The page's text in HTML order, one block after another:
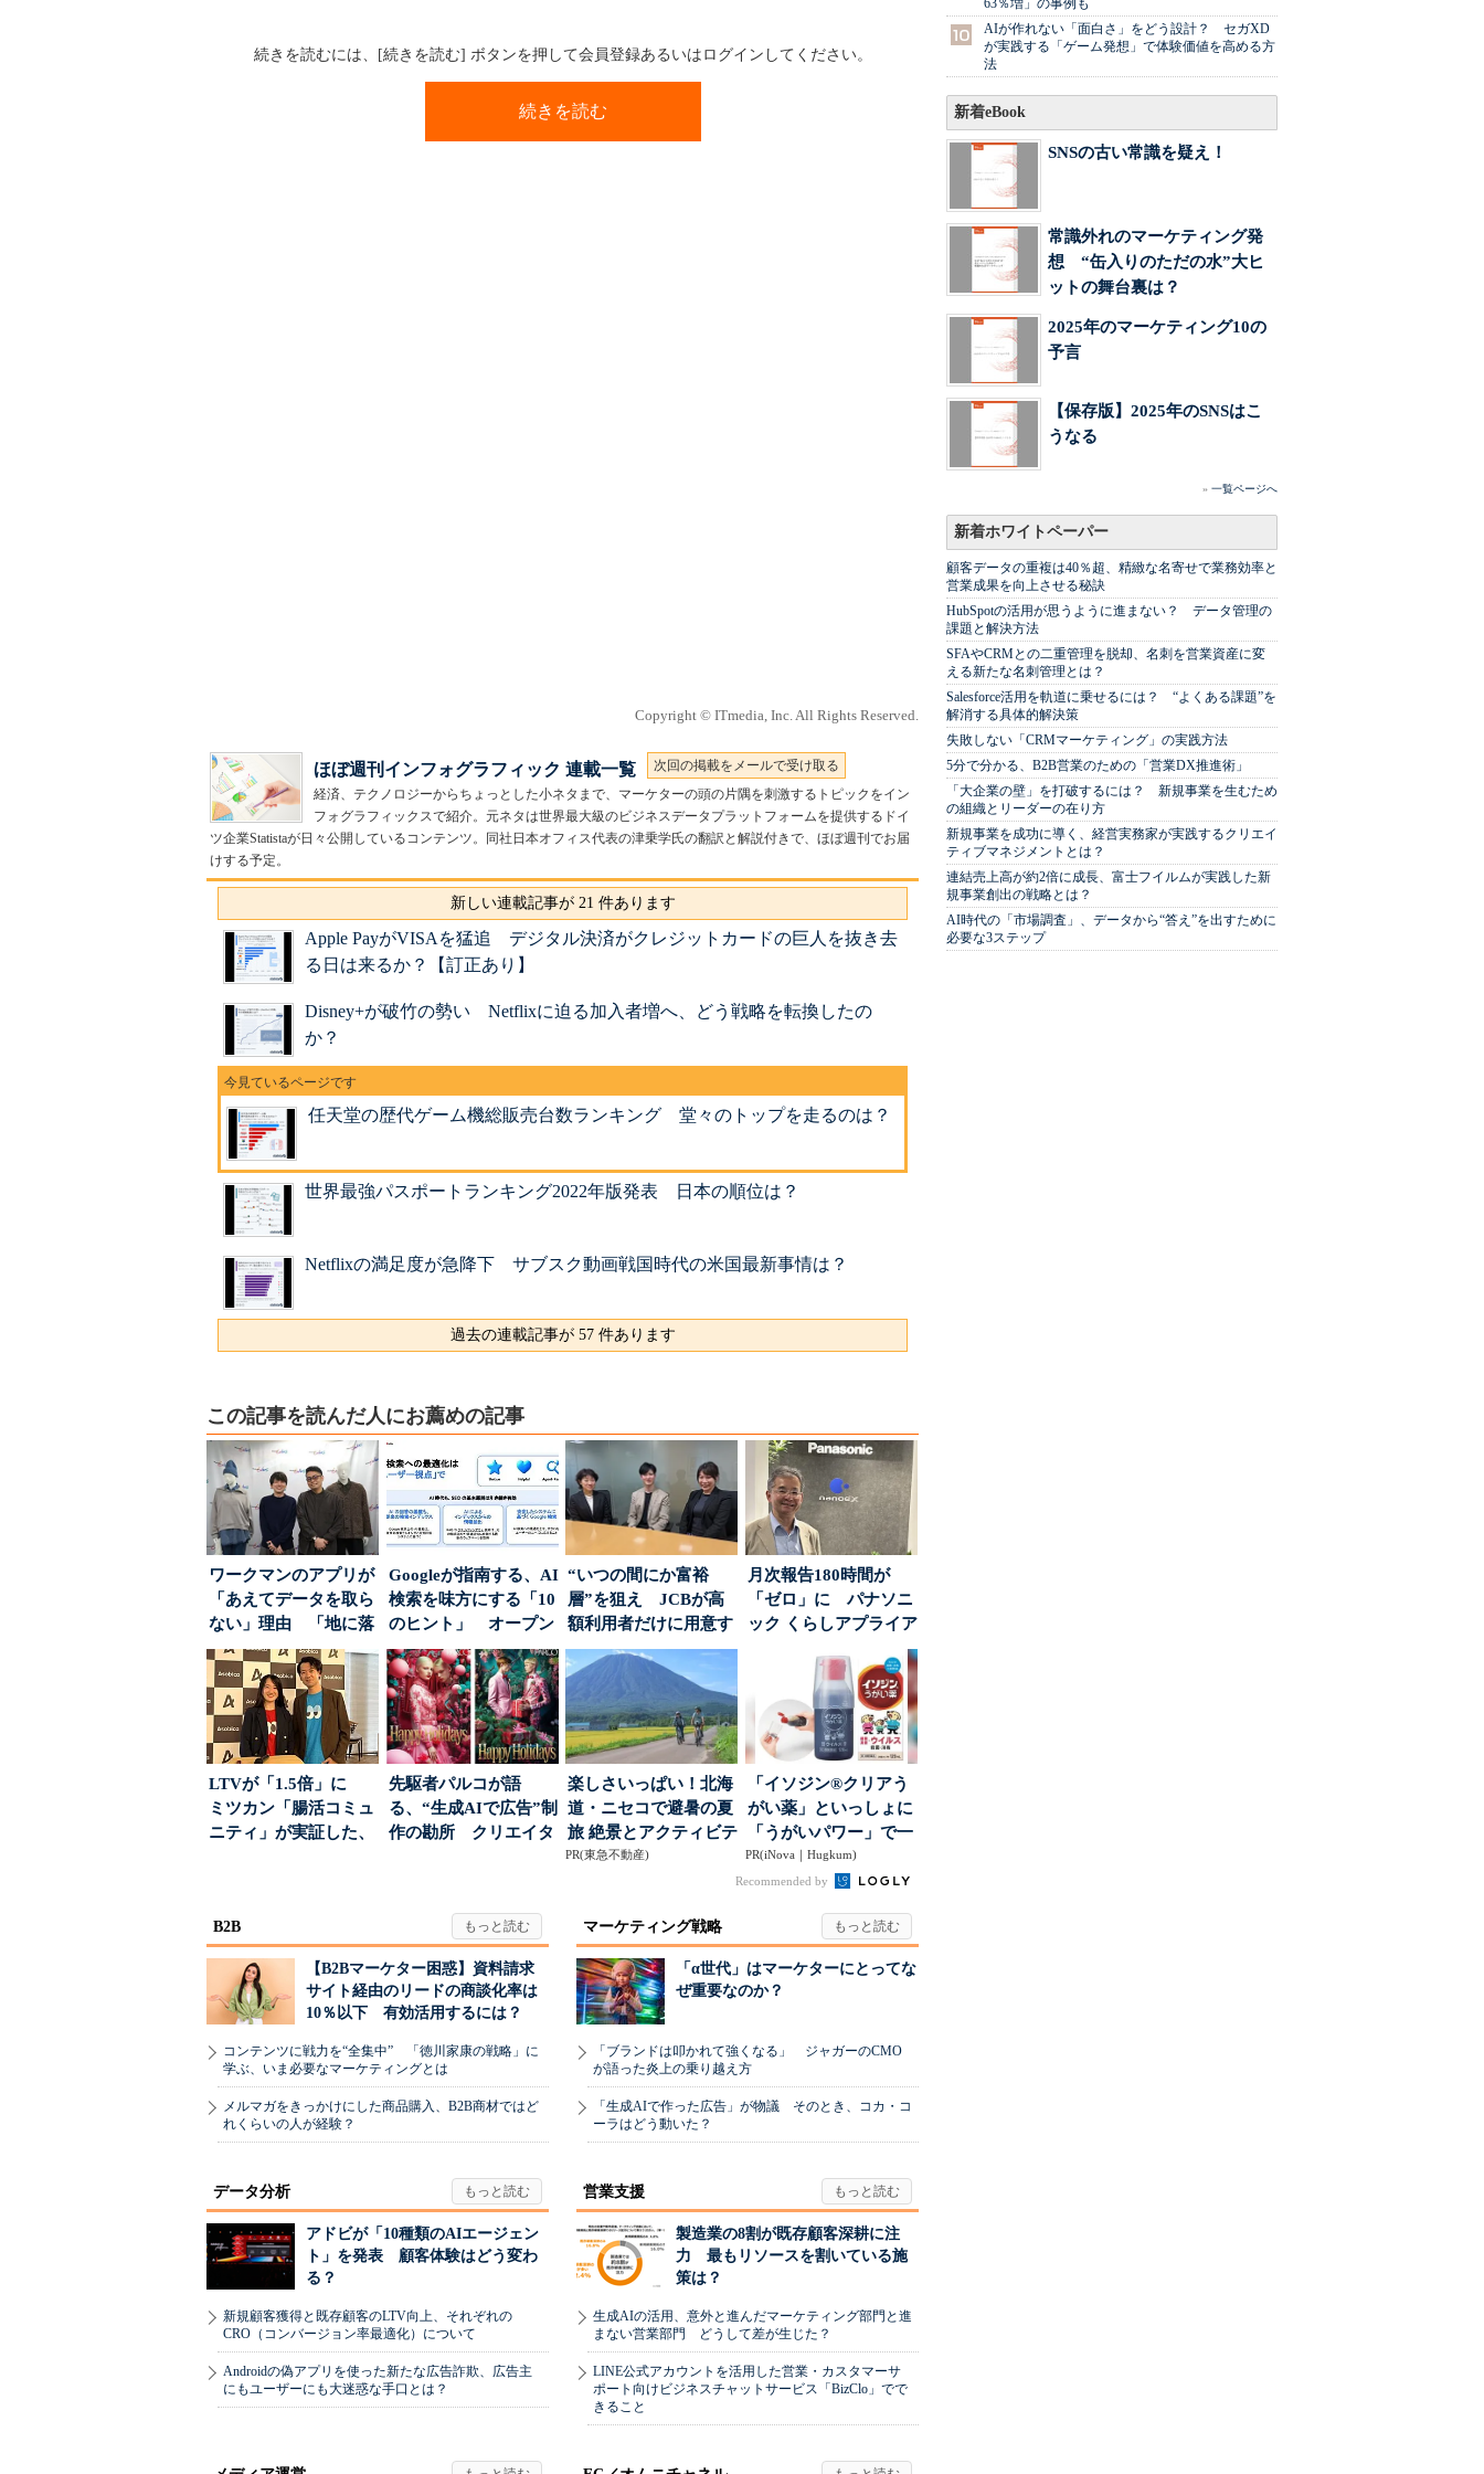
続きを読むには、[続きを読む] ボタンを押して会員登録あるいはログインしてください。
続きを読む
Copyright © ITmedia, Inc. All Rights Reserved.
ほぼ週刊インフォグラフィック 連載一覧
次回の掲載をメールで受け取る
経済、テクノロジーからちょっとした小ネタまで、マーケターの頭の片隅を刺激するトピックをイン
フォグラフィックスで紹介。元ネタは世界最大級のビジネスデータプラットフォームを提供するドイ
ツ企業Statistaが日々公開しているコンテンツ。同社日本オフィス代表の津乗学氏の翻訳と解説付きで、ほぼ週刊でお届
けする予定。
新しい連載記事が 21 件あります
Apple PayがVISAを猛追 デジタル決済がクレジットカードの巨人を抜き去
る日は来るか？【訂正あり】
Disney+が破竹の勢い Netflixに迫る加入者増へ、どう戦略を転換したの
か？
任天堂の歴代ゲーム機総販売台数ランキング 堂々のトップを走るのは？
世界最強パスポートランキング2022年版発表 日本の順位は？
Netflixの満足度が急降下 サブスク動画戦国時代の米国最新事情は？
過去の連載記事が 57 件あります
この記事を読んだ人にお薦めの記事
ワークマンのアプリが
「あえてデータを取ら
ない」理由 「地に落
ちた顧客満足度」を
引...
Googleが指南する、AI
検索を味方にする「10
のヒント」 オープン
ハウスでは...
“いつの間にか富裕
層”を狙え JCBが高
額利用者だけに用意す
る「特別体験」
月次報告180時間が
「ゼロ」に パナソニ
ック くらしアプライア
LTVが「1.5倍」に
ミツカン「腸活コミュ
ニティ」が実証した、
先駆者パルコが語
る、“生成AIで広告”制
作の勘所 クリエイタ
楽しさいっぱい！北海
道・ニセコで避暑の夏
旅 絶景とアクティビテ
ィが揃う「ニセコ東...
PR(東急不動産)
「イソジン®クリアう
がい薬」といっしょに
「うがいパワー」で一
年中！ 健やか
PR(iNova｜Hugkum)
Recommended by
B2B
【B2Bマーケター困惑】資料請求
サイト経由のリードの商談化率は
10％以下 有効活用するには？
コンテンツに戦力を“全集中” 「徳川家康の戦略」に
学ぶ、いま必要なマーケティングとは
メルマガをきっかけにした商品購入、B2B商材ではど
れくらいの人が経験？
マーケティング戦略
「α世代」はマーケターにとってな
ぜ重要なのか？
「ブランドは叩かれて強くなる」 ジャガーのCMO
が語った炎上の乗り越え方
「生成AIで作った広告」が物議 そのとき、コカ・コ
ーラはどう動いた？
データ分析
アドビが「10種類のAIエージェン
ト」を発表 顧客体験はどう変わ
る？
新規顧客獲得と既存顧客のLTV向上、それぞれの
CRO（コンバージョン率最適化）について
Androidの偽アプリを使った新たな広告詐欺、広告主
にもユーザーにも大迷惑な手口とは？
営業支援
製造業の8割が既存顧客深耕に注
力 最もリソースを割いている施
策は？
生成AIの活用、意外と進んだマーケティング部門と進
まない営業部門 どうして差が生じた？
LINE公式アカウントを活用した営業・カスタマーサ
ポート向けビジネスチャットサービス「BizClo」でで
きること
63％増」の事例も
AIが作れない「面白さ」をどう設計？ セガXD
が実践する「ゲーム発想」で体験価値を高める方
法
新着eBook
SNSの古い常識を疑え！
常識外れのマーケティング発
想 “缶入りのただの水”大ヒ
ットの舞台裏は？
2025年のマーケティング10の
予言
【保存版】2025年のSNSはこ
うなる
» 一覧ページへ
新着ホワイトペーパー
顧客データの重複は40％超、精緻な名寄せで業務効率と
営業成果を向上させる秘訣
HubSpotの活用が思うように進まない？ データ管理の
課題と解決方法
SFAやCRMとの二重管理を脱却、名刺を営業資産に変
える新たな名刺管理とは？
Salesforce活用を軌道に乗せるには？ “よくある課題”を
解消する具体的解決策
失敗しない「CRMマーケティング」の実践方法
5分で分かる、B2B営業のための「営業DX推進術」
「大企業の壁」を打破するには？ 新規事業を生むため
の組織とリーダーの在り方
新規事業を成功に導く、経営実務家が実践するクリエイ
ティブマネジメントとは？
連結売上高が約2倍に成長、富士フイルムが実践した新
規事業創出の戦略とは？
AI時代の「市場調査」、データから“答え”を出すために
必要な3ステップ